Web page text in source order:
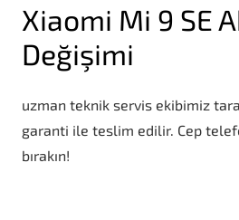
Xiaomi Mi 9 SE
Değişimi
uzman teknik servis ekibimiz
garanti ile teslim edilir. Cep
bırakın!